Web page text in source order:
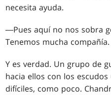
necesita ayuda.
―Pues aquí no nos sobra
Tenemos mucha compañía.
Y es verdad. Un grupo de
hacia ellos con los
difíciles, como poco.